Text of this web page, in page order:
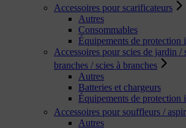
Accessoires pour scarificateurs
Autres
Consommables
Équipements de protection
Accessoires pour scies de jardin /
branches / scies à branches
Autres
Batteries et chargeurs
Équipements de protection
Accessoires pour souffleurs /
Autres